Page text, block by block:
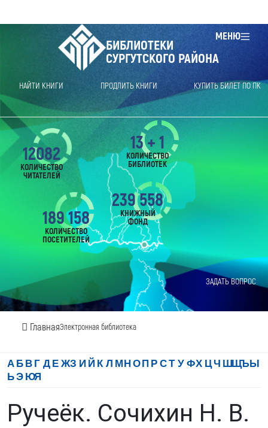
МЕНЮ
БИБЛИОТЕКИ
СУРГУТСКОГО РАЙОНА
НАЙТИ КНИГИ ПРОДЛИТЬ КНИГИ КУПИТЬ БИЛЕТ ПО ПК
ЗАДАТЬ ВОПРОС
ГлавнаяЭлектронная библиотека
12082
КОЛИЧЕСТВО
ЧИТАТЕЛЕЙ
189 158
КОЛИЧЕСТВО
ПОСЕТИТЕЛЕЙ
239 558
КНИЖНЫЙ
ФОНД
13 + 1
КОЛИЧЕСТВО
БИБЛИОТЕК
АБВГ ДЕЖЗ И Й К Л МНОП РСТ УФХ ЦЧ ШЩЪЫ
ЬЭЮЯ
Ручеёк. Сочихин Н. В.